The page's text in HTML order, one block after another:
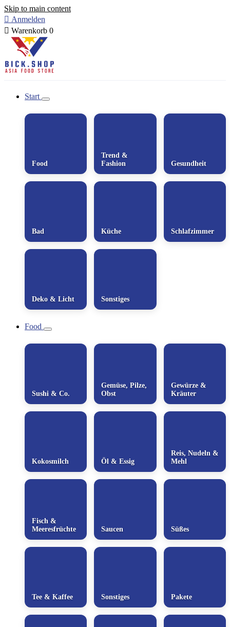
Skip to main content
 Anmelden
 Warenkorb 0
Start
Food
Trend &
Fashion
Gesundheit
Bad Küche Schlafzimmer
Deko & Licht Sonstiges
Food
Sushi & Co.
Gemüse, Pilze,
Obst
Gewürze &
Kräuter
Kokosmilch Öl & Essig
Reis, Nudeln &
Mehl
Fisch &
Meeresfrüchte
Saucen Süßes
Tee & Kaffee Sonstiges Pakete